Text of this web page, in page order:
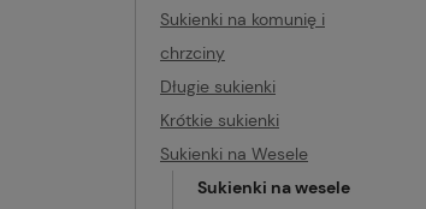
Sukienki na komunię i
chrzciny
Długie sukienki
Krótkie sukienki
Sukienki na Wesele
Sukienki na wesele